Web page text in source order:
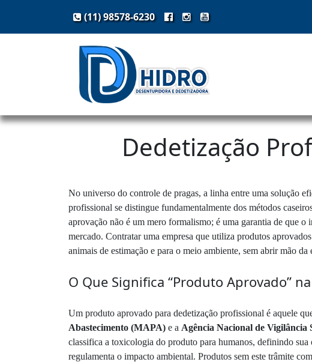
(11) 98578-6230
Dedetização
No universo do controle de pragas, a linha entre uma solução
profissional se distingue fundamentalmente dos métodos
aprovação não é um mero formalismo; é uma garantia de que
mercado. Contratar uma empresa que utiliza produtos
animais de estimação e para o meio ambiente, sem abrir mão da
O Que Significa “Produto Aprovado”
Um produto aprovado para dedetização profissional é aquele
Abastecimento (MAPA) e a Agência Nacional de
classifica a toxicologia do produto para humanos, definindo
regulamenta o impacto ambiental. Produtos sem este trâmite